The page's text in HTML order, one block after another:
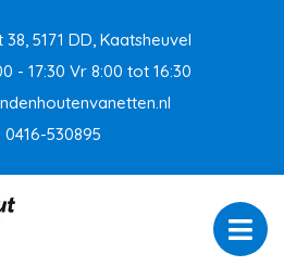
5171 DD, Kaatsheuvel
- 17:30 Vr 8:00 tot 16:30
0416-530895